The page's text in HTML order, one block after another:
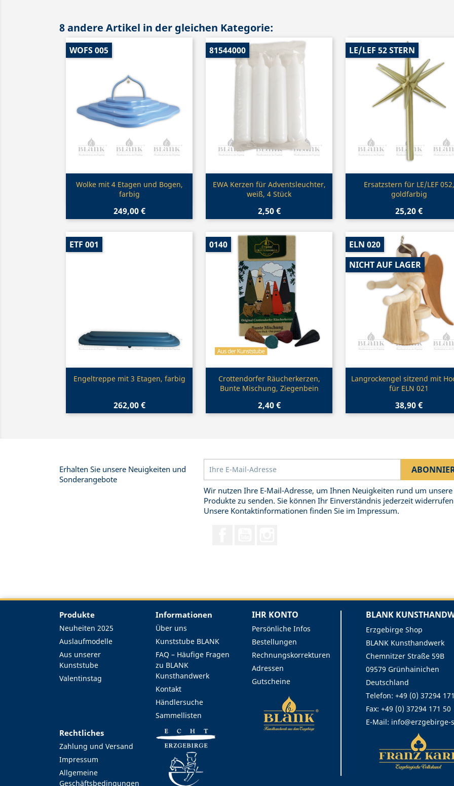
8 andere Artikel in der gleichen Kategorie:
 Vorschau
Wolke mit 4 Etagen und Bogen,
farbig
249,00 €
WOFS 005
 Vorschau
EWA Kerzen für Adventsleuchter,
weiß, 4 Stück
2,50 €
81544000
Vorschau
Ersatzstern für LE/LEF 052,
goldfarbig
25,20 €
LE/LEF 52 STERN
 Vorschau
Engeltreppe mit 3 Etagen, farbig
262,00 €
ETF 001
Vorschau
Crottendorfer Räucherkerzen,
Bunte Mischung, Ziegenbein
2,40 €
0140
Vorschau
Langrockengel sitzend mit
für ELN 021
38,90 €
ELN 020
NICHT AUF LAGER
Erhalten Sie unsere Neuigkeiten und
Sonderangebote
Wir nutzen Ihre E-Mail-Adresse, um Ihnen Neuigkeiten rund um unsere
Produkte zu senden. Sie können Ihr Einverständnis jederzeit
Unsere Kontaktinformationen finden Sie im Impressum.
Produkte
Neuheiten 2025
Auslaufmodelle
Aus unserer
Kunststube
Valentinstag
Informationen
Über uns
Kunststube BLANK
FAQ – Häufige Fragen
zu BLANK
Kunsthandwerk
Kontakt
Händlersuche
Sammellisten
Rechtliches
Zahlung und Versand
Impressum
Allgemeine
Geschäftsbedingungen
IHR KONTO
Persönliche Infos
Bestellungen
Rechnungskorrekturen
Adressen
Gutscheine
BLANK
Erzgebirge Shop
BLANK Kunsthandwerk
Chemnitzer Straße 59B
09579 Grünhainichen
Deutschland
Telefon: +49 (0) 37294
Fax: +49 (0) 37294 171 50
E-Mail: info@erzgebirge-